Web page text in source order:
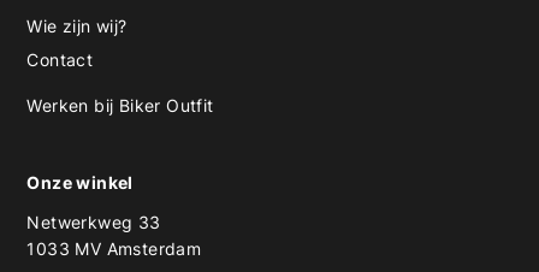
Wie zijn wij?
Contact
Werken bij Biker Outfit
Onze winkel
Netwerkweg 33
1033 MV Amsterdam